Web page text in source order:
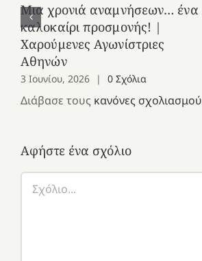
Μια χρονιά αναμνήσεων… ένα
καλοκαίρι προσμονής! |
Χαρούμενες Αγωνίστριες
Αθηνών
3 Ιουνίου, 2026 | 0 Σχόλια
Διάβασε τους κανόνες σχολιασμού
Αφήστε ένα σχόλιο
Σχόλιο